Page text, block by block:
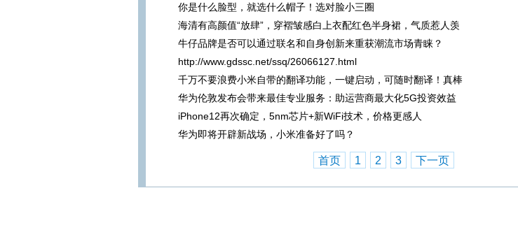
你是什么脸型，就选什么帽子！选对脸小三圈
海清有高颜值“放肆”，穿褶皱感白上衣配红色半身裙，气质惹人羡
牛仔品牌是否可以通过联名和自身创新来重获潮流市场青睐？
http://www.gdssc.net/ssq/26066127.html
千万不要浪费小米自带的翻译功能，一键启动，可随时翻译！真棒
华为伦敦发布会带来最佳专业服务：助运营商最大化5G投资效益
iPhone12再次确定，5nm芯片+新WiFi技术，价格更感人
华为即将开辟新战场，小米准备好了吗？
首页 1 2 3 下一页